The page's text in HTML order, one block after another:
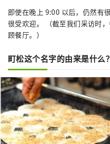
即使在晚上 9:00 以后，仍然有
很受欢迎。 （截至我们采访时
顾餐厅。）
町松这个名字的由来是什么？